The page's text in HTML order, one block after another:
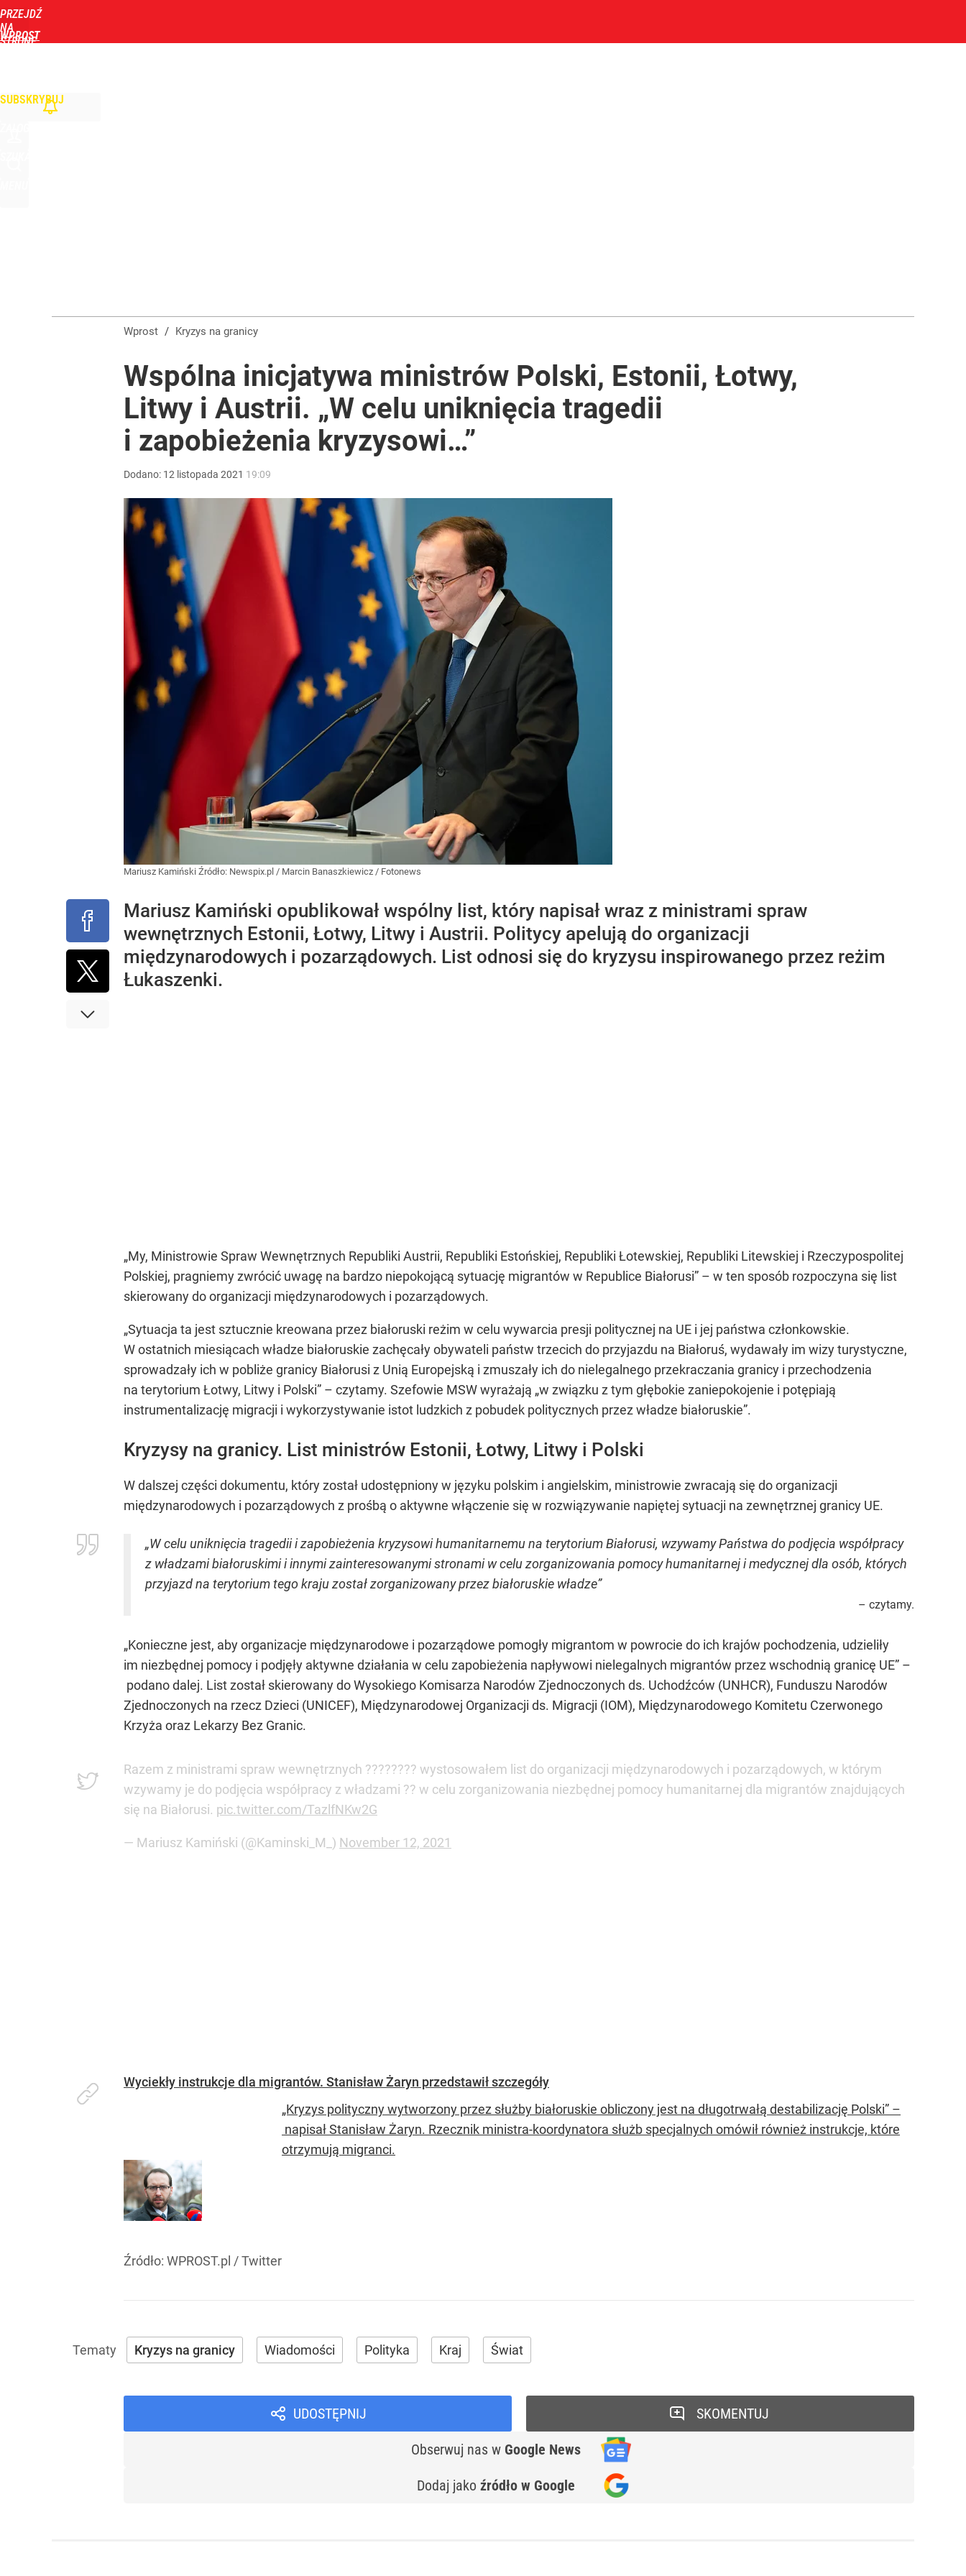
PRZEJDŹ
NA
STRONĘ
WPROST
SUBSKRYBUJ
dodaj
Iga Świątek zwróciła się do kibiców z Polski. Będzie potrzebować pomocy
Wrze po roku Nawrockiego. „Największa hańba” kontra „Cała Europa nam go zazdrości”
Farmacja: wzrost pod presją. co czeka branżę do 2030 roku?
Wprost / Kryzys na granicy
Wspólna inicjatywa ministrów Polski, Estonii, Łotwy,
Litwy i Austrii. „W celu uniknięcia tragedii
i zapobieżenia kryzysowi…”
Dodano: 12 listopada 2021 19:09
Mariusz Kamiński Źródło: Newspix.pl / Marcin Banaszkiewicz / Fotonews
Mariusz Kamiński opublikował wspólny list, który napisał wraz z ministrami spraw
wewnętrznych Estonii, Łotwy, Litwy i Austrii. Politycy apelują do organizacji
międzynarodowych i pozarządowych. List odnosi się do kryzysu inspirowanego przez reżim
Łukaszenki.
„My, Ministrowie Spraw Wewnętrznych Republiki Austrii, Republiki Estońskiej, Republiki Łotewskiej, Republiki Litewskiej i Rzeczypospolitej
Polskiej, pragniemy zwrócić uwagę na bardzo niepokojącą sytuację migrantów w Republice Białorusi” – w ten sposób rozpoczyna się list
skierowany do organizacji międzynarodowych i pozarządowych.
„Sytuacja ta jest sztucznie kreowana przez białoruski reżim w celu wywarcia presji politycznej na UE i jej państwa członkowskie.
W ostatnich miesiącach władze białoruskie zachęcały obywateli państw trzecich do przyjazdu na Białoruś, wydawały im wizy turystyczne,
sprowadzały ich w pobliże granicy Białorusi z Unią Europejską i zmuszały ich do nielegalnego przekraczania granicy i przechodzenia
na terytorium Łotwy, Litwy i Polski” – czytamy. Szefowie MSW wyrażają „w związku z tym głębokie zaniepokojenie i potępiają
instrumentalizację migracji i wykorzystywanie istot ludzkich z pobudek politycznych przez władze białoruskie”.
Kryzysy na granicy. List ministrów Estonii, Łotwy, Litwy i Polski
W dalszej części dokumentu, który został udostępniony w języku polskim i angielskim, ministrowie zwracają się do organizacji
międzynarodowych i pozarządowych z prośbą o aktywne włączenie się w rozwiązywanie napiętej sytuacji na zewnętrznej granicy UE.
„W celu uniknięcia tragedii i zapobieżenia kryzysowi humanitarnemu na terytorium Białorusi, wzywamy Państwa do podjęcia współpracy
z władzami białoruskimi i innymi zainteresowanymi stronami w celu zorganizowania pomocy humanitarnej i medycznej dla osób, których
przyjazd na terytorium tego kraju został zorganizowany przez białoruskie władze”
– czytamy.
„Konieczne jest, aby organizacje międzynarodowe i pozarządowe pomogły migrantom w powrocie do ich krajów pochodzenia, udzieliły
im niezbędnej pomocy i podjęły aktywne działania w celu zapobieżenia napływowi nielegalnych migrantów przez wschodnią granicę UE” –
podano dalej. List został skierowany do Wysokiego Komisarza Narodów Zjednoczonych ds. Uchodźców (UNHCR), Funduszu Narodów
Zjednoczonych na rzecz Dzieci (UNICEF), Międzynarodowej Organizacji ds. Migracji (IOM), Międzynarodowego Komitetu Czerwonego
Krzyża oraz Lekarzy Bez Granic.
Razem z ministrami spraw wewnętrznych ???????? wystosowałem list do organizacji międzynarodowych i pozarządowych, w którym
wzywamy je do podjęcia współpracy z władzami ?? w celu zorganizowania niezbędnej pomocy humanitarnej dla migrantów znajdujących
się na Białorusi. pic.twitter.com/TazlfNKw2G
— Mariusz Kamiński (@Kaminski_M_) November 12, 2021
Wyciekły instrukcje dla migrantów. Stanisław Żaryn przedstawił szczegóły
„Kryzys polityczny wytworzony przez służby białoruskie obliczony jest na długotrwałą destabilizację Polski” –
napisał Stanisław Żaryn. Rzecznik ministra-koordynatora służb specjalnych omówił również instrukcje, które
otrzymują migranci.
Źródło: WPROST.pl /Twitter
Kryzys na granicy Wiadomości Polityka Kraj Świat
UDOSTĘPNIJ
Obserwuj nas w Google News
Dodaj jako źródło w Google
SKOMENTUJ